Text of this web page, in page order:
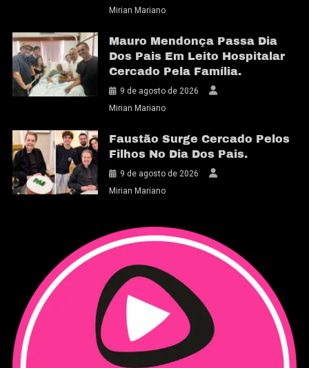
Mirian Mariano
Mauro Mendonça Passa Dia
Dos Pais Em Leito Hospitalar
Cercado Pela Família.
9 de agosto de 2026
Mirian Mariano
Faustão Surge Cercado Pelos
Filhos No Dia Dos Pais.
9 de agosto de 2026
Mirian Mariano